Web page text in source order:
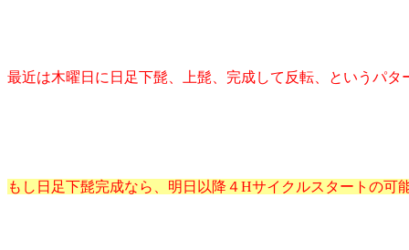
最近は木曜日に日足下髭、上髭、完成して反転、というパ
もし日足下髭完成なら、明日以降４Hサイクルスタートの